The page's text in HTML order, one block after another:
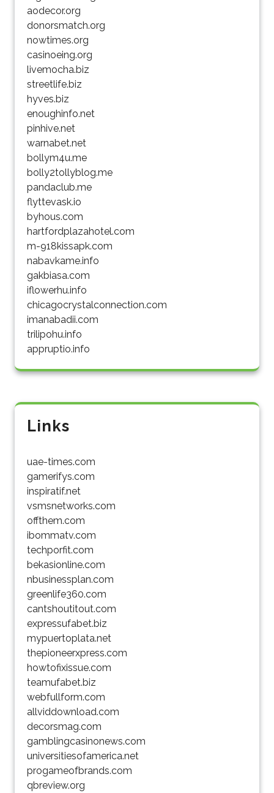
aodecor.org
donorsmatch.org
nowtimes.org
casinoeing.org
livemocha.biz
streetlife.biz
hyves.biz
enoughinfo.net
pinhive.net
warnabet.net
bollym4u.me
bolly2tollyblog.me
pandaclub.me
flyttevask.io
byhous.com
hartfordplazahotel.com
m-918kissapk.com
nabavkame.info
gakbiasa.com
iflowerhu.info
chicagocrystalconnection.com
imanabadii.com
trilipohu.info
appruptio.info
Links
uae-times.com
gamerifys.com
inspiratif.net
vsmsnetworks.com
offthem.com
ibommatv.com
techporfit.com
bekasionline.com
nbusinessplan.com
greenlife360.com
cantshoutitout.com
expressufabet.biz
mypuertoplata.net
thepioneerxpress.com
howtofixissue.com
teamufabet.biz
webfullform.com
allviddownload.com
decorsmag.com
gamblingcasinonews.com
universitiesofamerica.net
progameofbrands.com
qbreview.org